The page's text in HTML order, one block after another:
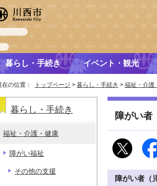
暮らし・手続き イベント・観光
在の位置： トップページ > 暮らし・手続き > 福祉・介護
障がい者
障がい者（
暮らし・手続き
福祉・介護・健康
障がい福祉
その他の支援